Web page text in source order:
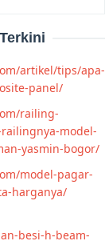
artikel/tips/apa-
panel/
railing-
model-
yasmin-bogor/
model-pagar-
harganya/
besi-h-beam-